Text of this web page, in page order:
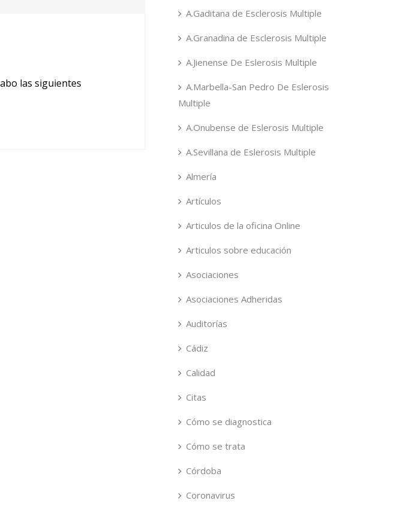
las siguientes
A.Gaditana de Esclerosis Multiple
A.Granadina de Esclerosis Multiple
A.Jienense De Eslerosis Multiple
A.Marbella-San Pedro De Eslerosis
Multiple
A.Onubense de Eslerosis Multiple
A.Sevillana de Eslerosis Multiple
Almería
Artículos
Articulos de la oficina Online
Articulos sobre educación
Asociaciones
Asociaciones Adheridas
Auditorías
Cádiz
Calidad
Citas
Cómo se diagnostica
Cómo se trata
Córdoba
Coronavirus